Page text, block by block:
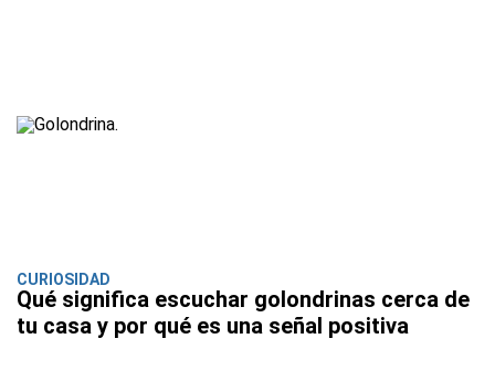
CURIOSIDAD
Qué significa escuchar golondrinas cerca de
tu casa y por qué es una señal positiva